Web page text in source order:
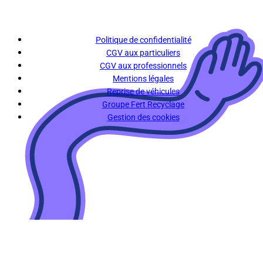
Politique de confidentialité
CGV aux particuliers
CGV aux professionnels
Mentions légales
Reprise de véhicules
Groupe Fert Recyclage
Gestion des cookies